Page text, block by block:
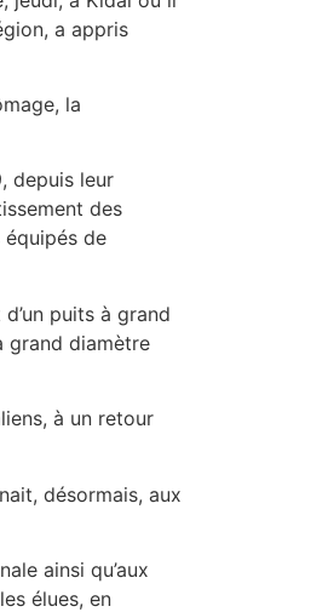
a appris
la
depuis leur
des
équipés de
puits à grand
grand diamètre
à un retour
désormais, aux
ainsi qu’aux
élues, en